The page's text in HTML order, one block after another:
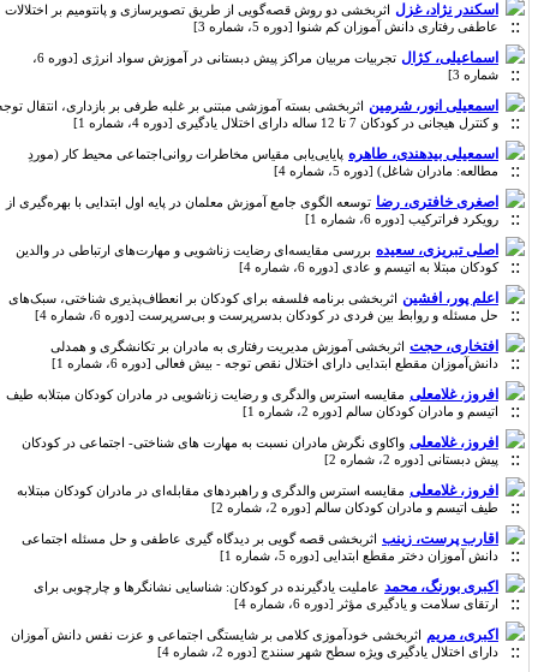
اسکندر نژاد، غزل اثربخشی دو روش قصه‌گویی از طریق تصویرسازی و پانتومیم بر اختلالات
عاطفی رفتاری دانش آموزان کم شنوا [دوره 5، شماره 3]
اسماعیلی، کژال
تجربیات مربیان مراکز پیش دبستانی در آموزش سواد انرژی [دوره 6،
شماره 3]
اسمعیلی انور، شرمین اثربخشی بسته آموزشی مبتنی بر غلبه طرفی بر بازداری، انتقال توجه
و کنترل هیجانی در کودکان 7 تا 12 ساله دارای اختلال یادگیری [دوره 4، شماره 1]
اسمعیلی بیدهندی، طاهره پایایی‌یابی مقیاس مخاطرات روانی‌اجتماعی محیط کار (موردِ
مطالعه: مادران شاغل) [دوره 5، شماره 4]
اصغری خافتری، رضا توسعه الگوی جامع آموزش معلمان در پایه اول ابتدایی با بهره‌گیری از
رویکرد فراترکیب [دوره 6، شماره 1]
اصلی تبریزی، سعیده بررسی مقایسه‌ای رضایت زناشویی و مهارت‌های ارتباطی در والدین
کودکان مبتلا به اتیسم و عادی [دوره 6، شماره 4]
اعلم پور، افشین اثربخشی برنامه فلسفه برای کودکان بر انعطاف‌پذیری شناختی، سبک‌های
حل مسئله و روابط بین فردی در کودکان بدسرپرست و بی‌سرپرست [دوره 6، شماره 4]
افتخاری، حجت اثربخشی آموزش مدیریت رفتاری به مادران بر تکانشگری و همدلی
دانش‌آموزان مقطع ابتدایی دارای اختلال نقص توجه - بیش فعالی [دوره 6، شماره 1]
افروز، غلامعلی مقایسه استرس والدگری و رضایت زناشویی در مادران کودکان مبتلابه طیف
اتیسم و مادران کودکان سالم [دوره 2، شماره 1]
افروز، غلامعلی واکاوی نگرش مادران نسبت به مهارت های شناختی- اجتماعی در کودکان
پیش دبستانی [دوره 2، شماره 2]
افروز، غلامعلی مقایسه استرس والدگری و راهبردهای مقابله‌ای در مادران کودکان مبتلابه
طیف اتیسم و مادران کودکان سالم [دوره 2، شماره 2]
اقارب پرست، زینب اثربخشی قصه گویی بر دیدگاه گیری عاطفی و حل مسئله اجتماعی
دانش آموزان دختر مقطع ابتدایی [دوره 5، شماره 1]
اکبری بورنگ، محمد عاملیت یادگیرنده در کودکان: شناسایی نشانگرها و چارچوبی برای
ارتقای سلامت و یادگیری مؤثر [دوره 6، شماره 4]
اکبری، مریم اثربخشی خودآموزی کلامی بر شایستگی اجتماعی و عزت نفس دانش آموزان
دارای اختلال یادگیری ویژه سطح شهر سنندج [دوره 2، شماره 4]